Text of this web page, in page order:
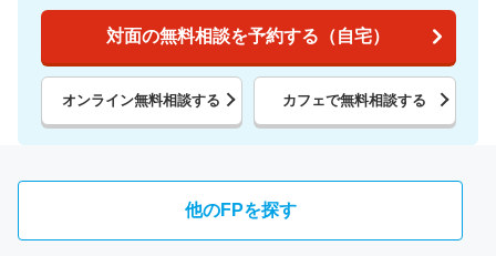
対面の無料相談を予約する（自宅）
オンライン無料相談する カフェで無料相談する
他のFPを探す